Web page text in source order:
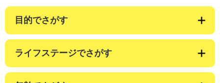
目的でさがす
ライフステージでさがす